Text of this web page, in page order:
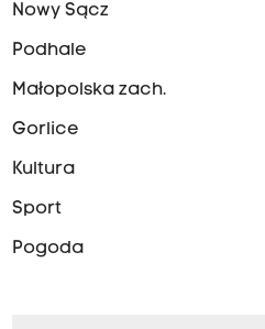
Nowy Sącz
Podhale
Małopolska zach.
Gorlice
Kultura
Sport
Pogoda